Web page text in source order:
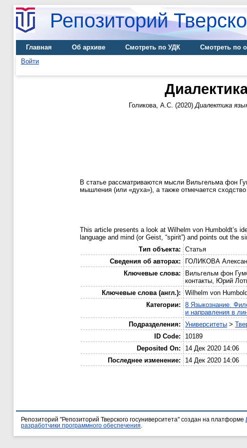
Репозиторий
Главная Об архиве Смотреть по УДК Смотреть по
Войти
Голикова, А.С. (2020)Диалектика
В статье рассматриваются мысли Вильгельма фон
мышления (или «духа»), а также отмечается
This article presents a look at Wilhelm von Humboldt’s
language and mind (or Geist, “spirit”) and points out the
Тип объекта:
Статья
Сведения об авторах:
ГОЛИКОВА
Ключевые слова:
Вильгельм фон
контакты, Юрий
Ключевые слова (англ.):
Wilhelm von
Категории:
8 Языкознание.
и направления в
Подразделения:
Университеты >
ID Code:
10189
Deposited On:
14 Дек 2020 14:06
Последнее изменение:
14 Дек 2020 14:06
Репозиторий "Репозиторий Тверского госуниверситета" создан на платформе
разработчики программного обеспечения